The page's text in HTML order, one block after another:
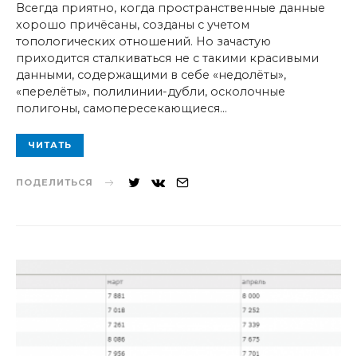
Всегда приятно, когда пространственные данные
хорошо причёсаны, созданы с учетом
топологических отношений. Но зачастую
приходится сталкиваться не с такими красивыми
данными, содержащими в себе «недолёты»,
«перелёты», полилинии-дубли, осколочные
полигоны, самопересекающиеся…
ЧИТАТЬ
ПОДЕЛИТЬСЯ